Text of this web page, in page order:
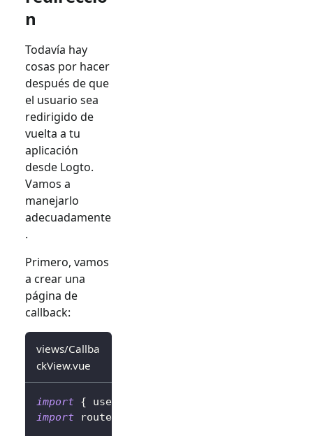
n
Todavía hay
cosas por hacer
después de que
el usuario sea
redirigido de
vuelta a tu
aplicación
desde Logto.
Vamos a
manejarlo
adecuadamente
.
Primero, vamos
a crear una
página de
callback:
views/Callba
ckView.vue
import { useHandleSignInCallback
import router